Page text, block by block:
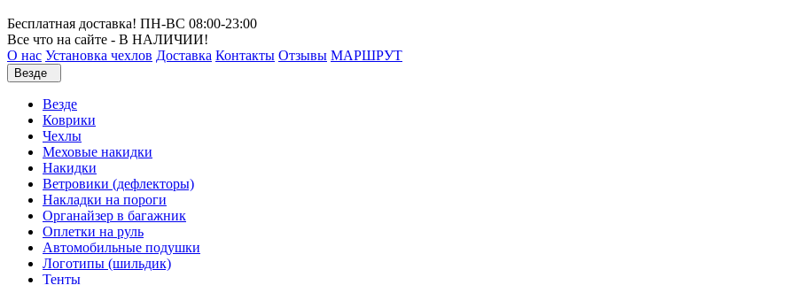
Бесплатная доставка! ПН-ВС 08:00-23:00
Все что на сайте - В НАЛИЧИИ!
О нас Установка чехлов Доставка Контакты Отзывы МАРШРУТ
Везде
Везде
Коврики
Чехлы
Меховые накидки
Накидки
Ветровики (дефлекторы)
Накладки на пороги
Органайзер в багажник
Оплетки на руль
Автомобильные подушки
Логотипы (шильдик)
Тенты